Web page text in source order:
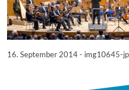
16. September 2014 - img10645-